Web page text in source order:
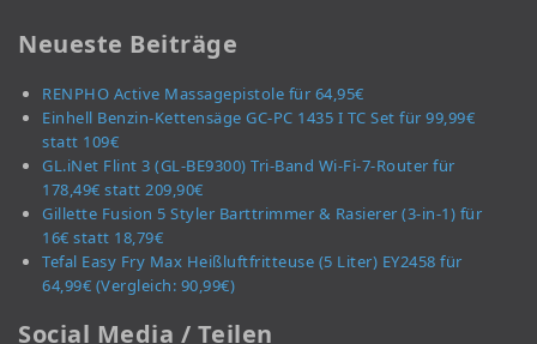
Neueste Beiträge
RENPHO Active Massagepistole für 64,95€
Einhell Benzin-Kettensäge GC-PC 1435 I TC Set für 99,99€
statt 109€
GL.iNet Flint 3 (GL-BE9300) Tri-Band Wi-Fi-7-Router für
178,49€ statt 209,90€
Gillette Fusion 5 Styler Barttrimmer & Rasierer (3-in-1) für
16€ statt 18,79€
Tefal Easy Fry Max Heißluftfritteuse (5 Liter) EY2458 für
64,99€ (Vergleich: 90,99€)
Social Media / Teilen